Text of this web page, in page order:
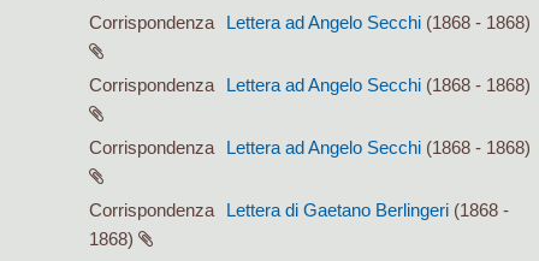
Corrispondenza Lettera ad Angelo Secchi (1868 - 1868)
Corrispondenza Lettera ad Angelo Secchi (1868 - 1868)
Corrispondenza Lettera ad Angelo Secchi (1868 - 1868)
Corrispondenza Lettera di Gaetano Berlingeri (1868 -
1868)